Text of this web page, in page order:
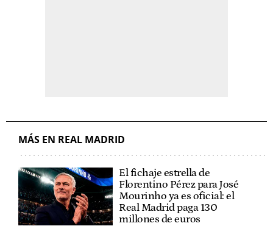
MÁS EN REAL MADRID
El fichaje estrella de
Florentino Pérez para José
Mourinho ya es oficial: el
Real Madrid paga 130
millones de euros